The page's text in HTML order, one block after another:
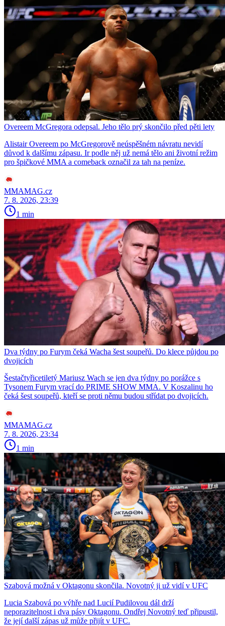
Overeem McGregora odepsal. Jeho tělo prý skončilo před pěti lety
Alistair Overeem po McGregorově neúspěšném návratu nevidí
důvod k dalšímu zápasu. Ir podle něj už nemá tělo ani životní režim
pro špičkové MMA a comeback označil za tah na peníze.
MMAMAG.cz
7. 8. 2026, 23:39
1 min
Dva týdny po Furym čeká Wacha šest soupeřů. Do klece půjdou po
dvojicích
Šestačtyřicetiletý Mariusz Wach se jen dva týdny po porážce s
Tysonem Furym vrací do PRIME SHOW MMA. V Koszalinu ho
čeká šest soupeřů, kteří se proti němu budou střídat po dvojicích.
MMAMAG.cz
7. 8. 2026, 23:34
1 min
Szabová možná v Oktagonu skončila. Novotný ji už vidí v UFC
Lucia Szabová po výhře nad Lucií Pudilovou dál drží
neporazitelnost i dva pásy Oktagonu. Ondřej Novotný teď připustil,
že její další zápas už může přijít v UFC.